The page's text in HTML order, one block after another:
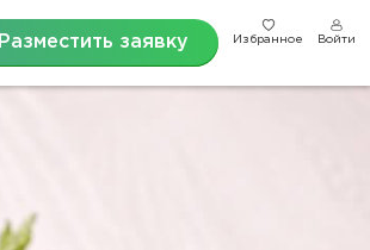
Разместить заявку Избранное Войти